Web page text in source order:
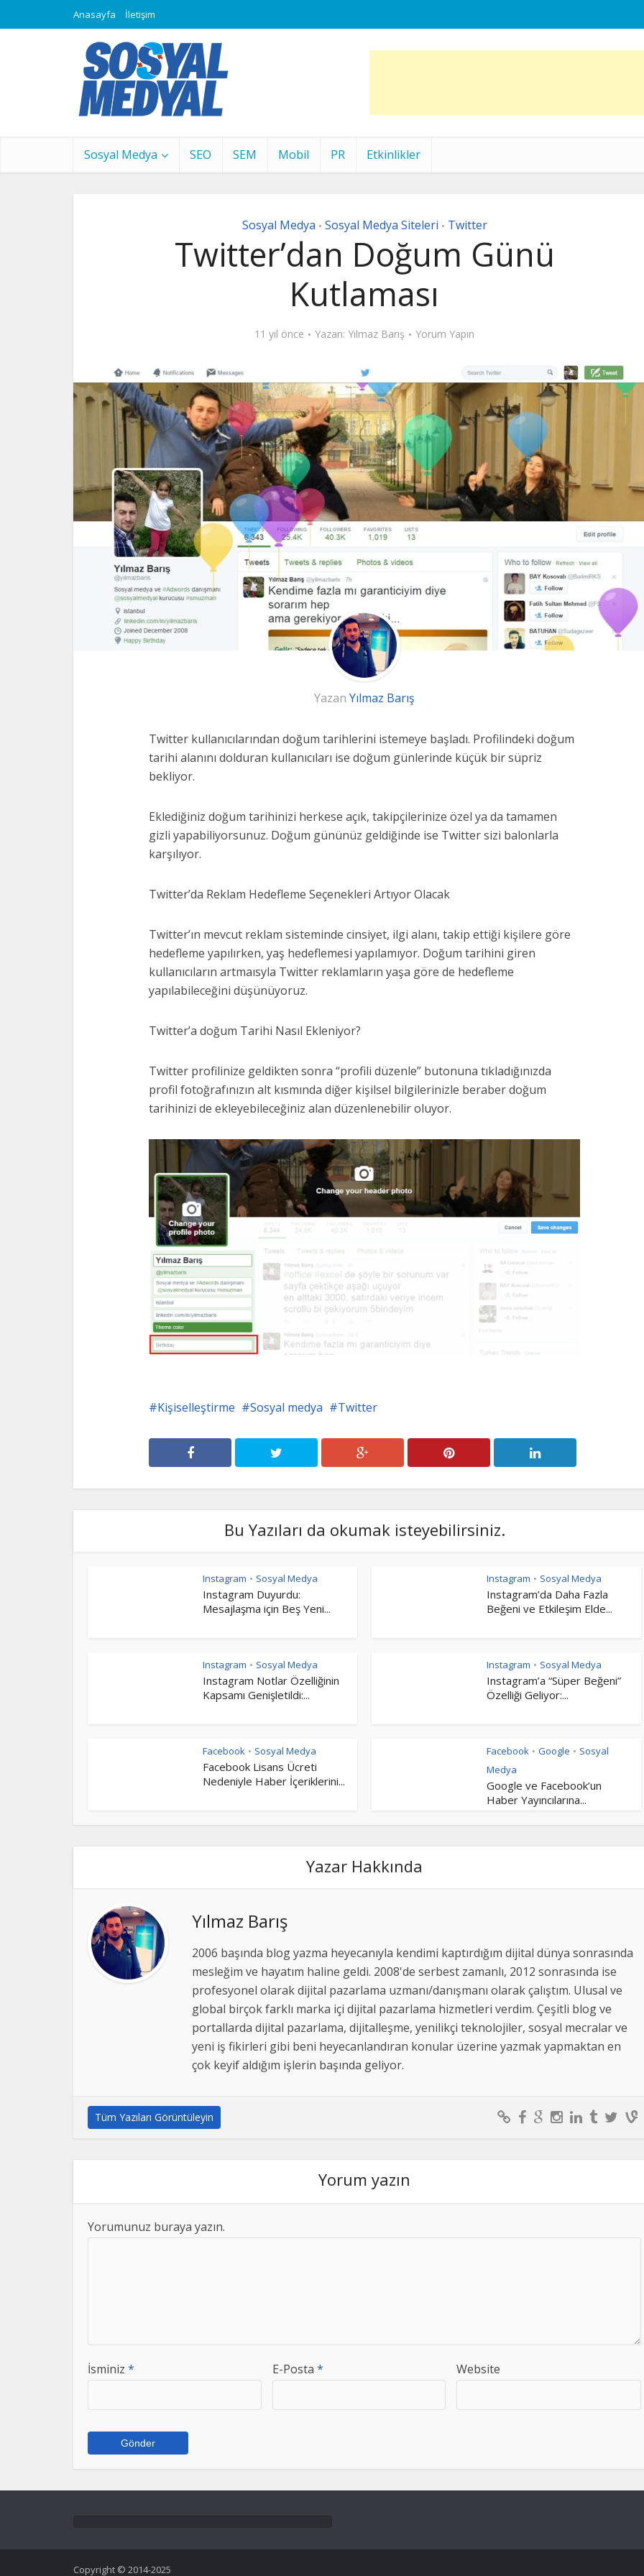
Anasayfa İletişim
Sosyal Medya SEO SEM Mobil PR Etkinlikler
Sosyal Medya • Sosyal Medya Siteleri • Twitter
Twitter’dan Doğum Günü
Kutlaması
11 yıl önce Yazan: Yılmaz Barış Yorum Yapın
Yazan Yılmaz Barış
Twitter kullanıcılarından doğum tarihlerini istemeye başladı. Profilindeki doğum
tarihi alanını dolduran kullanıcıları ise doğum günlerinde küçük bir süpriz
bekliyor.
Eklediğiniz doğum tarihinizi herkese açık, takipçilerinize özel ya da tamamen
gizli yapabiliyorsunuz. Doğum gününüz geldiğinde ise Twitter sizi balonlarla
karşılıyor.
Twitter’da Reklam Hedefleme Seçenekleri Artıyor Olacak
Twitter’ın mevcut reklam sisteminde cinsiyet, ilgi alanı, takip ettiği kişilere göre
hedefleme yapılırken, yaş hedeflemesi yapılamıyor. Doğum tarihini giren
kullanıcıların artmaısyla Twitter reklamların yaşa göre de hedefleme
yapılabileceğini düşünüyoruz.
Twitter’a doğum Tarihi Nasıl Ekleniyor?
Twitter profilinize geldikten sonra “profili düzenle” butonuna tıkladığınızda
profil fotoğrafınızın alt kısmında diğer kişilsel bilgilerinizle beraber doğum
tarihinizi de ekleyebileceğiniz alan düzenlenebilir oluyor.
Kişiselleştirme Sosyal medya Twitter
Bu Yazıları da okumak isteyebilirsiniz.
Instagram • Sosyal Medya
Instagram Duyurdu:
Mesajlaşma için Beş Yeni...
Instagram • Sosyal Medya
Instagram’da Daha Fazla
Beğeni ve Etkileşim Elde...
Instagram • Sosyal Medya
Instagram Notlar Özelliğinin
Kapsamı Genişletildi:...
Instagram • Sosyal Medya
Instagram’a “Süper Beğeni”
Özelliği Geliyor:...
Facebook • Sosyal Medya
Facebook Lisans Ücreti
Nedeniyle Haber İçeriklerini...
Facebook • Google • Sosyal
Medya
Google ve Facebook’un
Haber Yayıncılarına...
Yazar Hakkında
Yılmaz Barış
2006 başında blog yazma heyecanıyla kendimi kaptırdığım dijital dünya sonrasında
mesleğim ve hayatım haline geldi. 2008'de serbest zamanlı, 2012 sonrasında ise
profesyonel olarak dijital pazarlama uzmanı/danışmanı olarak çalıştım. Ulusal ve
global birçok farklı marka içi dijital pazarlama hizmetleri verdim. Çeşitli blog ve
portallarda dijital pazarlama, dijitalleşme, yenilikçi teknolojiler, sosyal mecralar ve
yeni iş fikirleri gibi beni heyecanlandıran konular üzerine yazmak yapmaktan en
çok keyif aldığım işlerin başında geliyor.
Tüm Yazıları Görüntüleyin
Yorum yazın
Yorumunuz buraya yazın.
İsminiz * E-Posta * Website
Copyright © 2014-2025